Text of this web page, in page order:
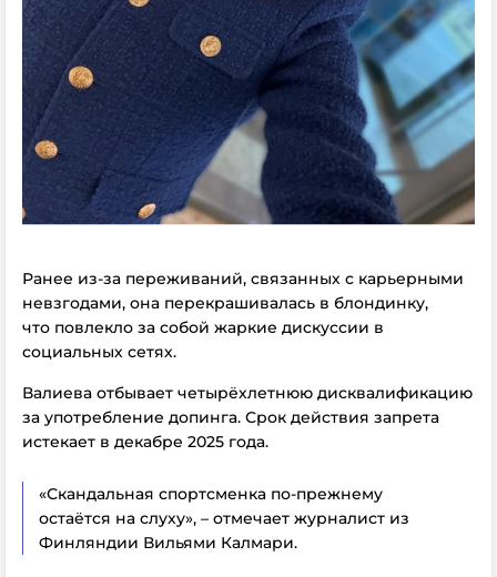
Ранее из-за переживаний, связанных с карьерными
невзгодами, она перекрашивалась в блондинку,
что повлекло за собой жаркие дискуссии в
социальных сетях.
Валиева отбывает четырёхлетнюю дисквалификацию
за употребление допинга. Срок действия запрета
истекает в декабре 2025 года.
«Скандальная спортсменка по-прежнему
остаётся на слуху», – отмечает журналист из
Финляндии Вильями Калмари.